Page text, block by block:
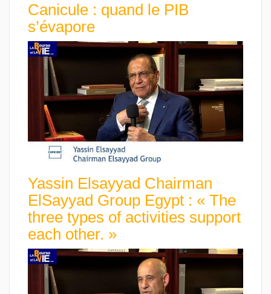
Canicule : quand le PIB
s’évapore
Yassin Elsayyad Chairman
ElSayyad Group Egypt : « The
three types of activities support
each other. »